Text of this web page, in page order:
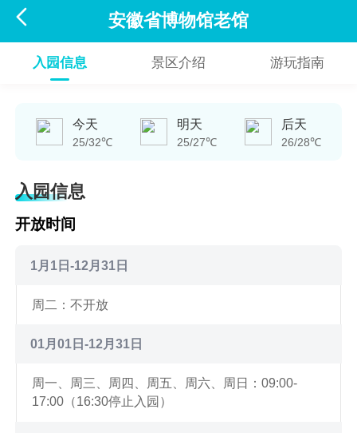
 安徽省博物馆老馆
入园信息 景区介绍 游玩指南
今天
25/32℃
明天
25/27℃
后天
26/28℃
入园信息
开放时间
1月1日-12月31日
周二：不开放
01月01日-12月31日
周一、周三、周四、周五、周六、周日：09:00-
17:00（16:30停止入园）